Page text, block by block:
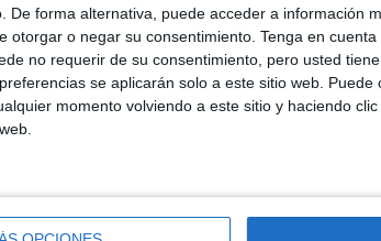
De forma alternativa, puede acceder a información
otorgar o negar su consentimiento. Tenga en
no requerir de su consentimiento, pero usted
se aplicarán solo a este sitio web.
momento volviendo a este sitio y haciendo